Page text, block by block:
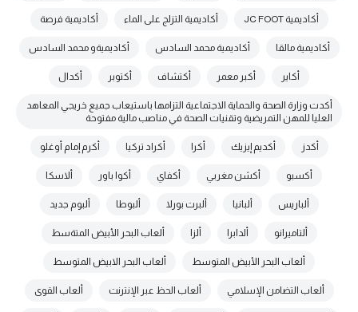
أكاديمية JC FOOT أكاديمية التزلج على الماء أكاديمية فرصة
أكاديمية مالقا أكاديمية محمد السادس أكاديميةو محمد السادس
أكاير أكبر معمر أكتشاف أكتوبر أكدال
أكدت وزارة الصحة والحماية الاجتماعية التزامها باستيعاب جميع خريجي المعاهد
العليا للمهن التمريضية وتقنيات الصحة في مناصب مالية مفتوحة
أكدز أكديم إيزيك أكرا أكراد تركيا أكرم إمام أوغلو
أكسبو أكشن مغربي أكفاي أكوا باور ألاسكا
ألباريس ألبانيا ألبرت بورلا ألبوطا ألبوم جديد
ألتاميرانو ألدابرا ألزا ألعاب البحر الأبيض المتةسط
ألعاب البحر الأبيض المتوسط ألعاب البحر الابيض المتوسط
ألعاب التضامن الإسلامي ألعاب الحظ عبر الإنترنت ألعاب القوى